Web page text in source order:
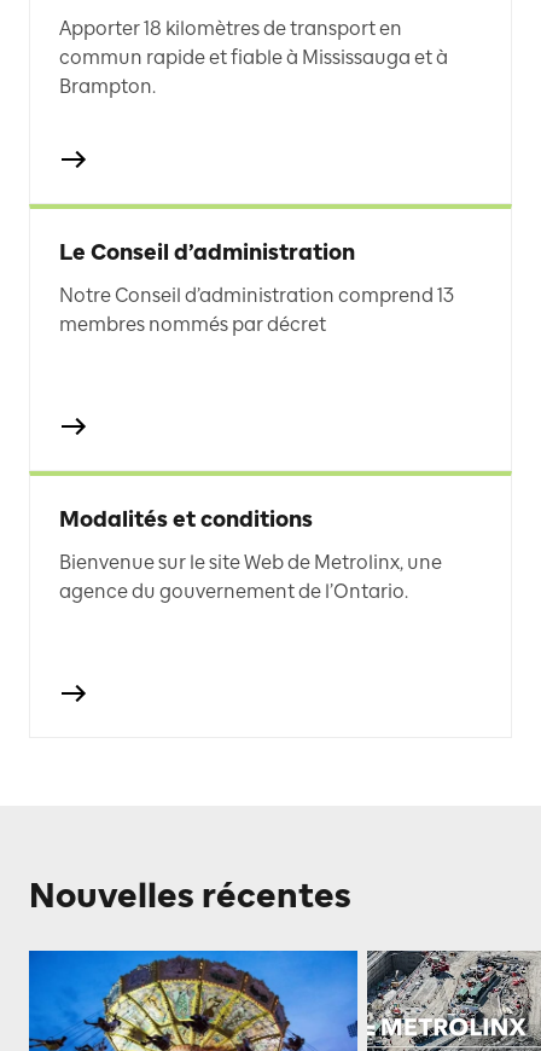
Apporter 18 kilomètres de transport en
commun rapide et fiable à Mississauga et à
Brampton.
Le Conseil d’administration
Notre Conseil d’administration comprend 13
membres nommés par décret
Modalités et conditions
Bienvenue sur le site Web de Metrolinx, une
agence du gouvernement de l’Ontario.
Nouvelles récentes